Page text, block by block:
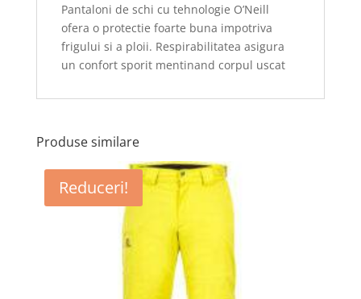
Pantaloni de schi cu tehnologie O’Neill
ofera o protectie foarte buna impotriva
frigului si a ploii. Respirabilitatea asigura
un confort sporit mentinand corpul uscat
Produse similare
Reduceri!